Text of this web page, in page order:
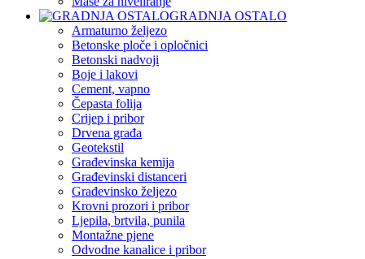
GRADNJA OSTALO
Armaturno željezo
Betonske ploče i opločnici
Betonski nadvoji
Boje i lakovi
Cement, vapno
Čepasta folija
Crijep i pribor
Drvena građa
Geotekstil
Građevinska kemija
Građevinski distanceri
Građevinsko željezo
Krovni prozori i pribor
Ljepila, brtvila, punila
Montažne pjene
Odvodne kanalice i pribor